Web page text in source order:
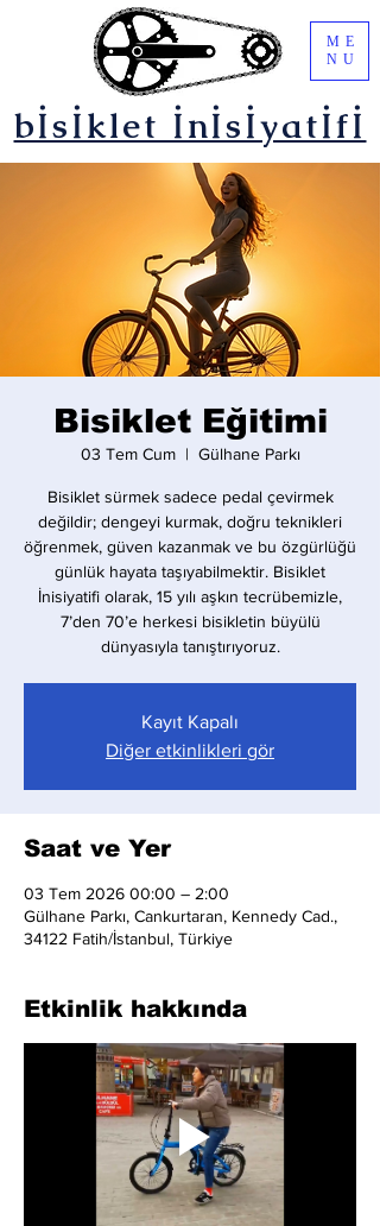
bİsİklet İnİsİyatİfİ
ME
NU
Bisiklet Eğitimi
03 Tem Cum
  |
Gülhane Parkı
Bisiklet sürmek sadece pedal çevirmek
değildir; dengeyi kurmak, doğru teknikleri
öğrenmek, güven kazanmak ve bu özgürlüğü
günlük hayata taşıyabilmektir. Bisiklet
İnisiyatifi olarak, 15 yılı aşkın tecrübemizle,
7’den 70’e herkesi bisikletin büyülü
dünyasıyla tanıştırıyoruz.
Kayıt Kapalı
Diğer etkinlikleri gör
Saat ve Yer
03 Tem 2026 00:00 – 2:00
Gülhane Parkı, Cankurtaran, Kennedy Cad.,
34122 Fatih/İstanbul, Türkiye
Etkinlik hakkında